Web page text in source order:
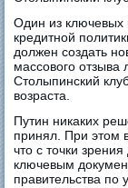
Один из ключевых
кредитной
должен создать
массового отзыва
Столыпинский
возраста.
Путин никаких
принял. При этом
что с точки
ключевым
правительства по